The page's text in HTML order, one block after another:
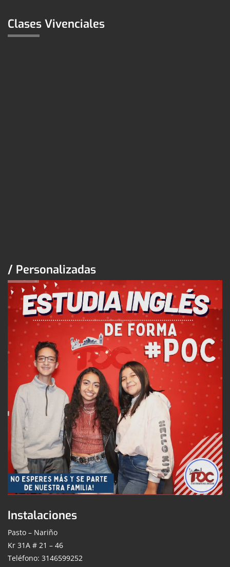
Clases Vivenciales
/ Personalizadas
Instalaciones
Pasto – Nariño
Kr 31A # 21 – 46
Teléfono: 3146599252